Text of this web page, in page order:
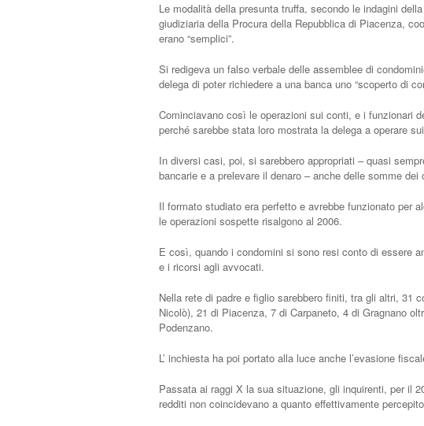
Le modalità della presunta truffa, secondo le indagini
giudiziaria della Procura della Repubblica di Piacenza,
erano “semplici”.
Si redigeva un falso verbale delle assemblee di
delega di poter richiedere a una banca uno “scoperto di
Cominciavano così le operazioni sui conti, e i funzionari
perché sarebbe stata loro mostrata la delega a operare
In diversi casi, poi, si sarebbero appropriati – quasi
bancarie e a prelevare il denaro – anche delle somme dei
Il formato studiato era perfetto e avrebbe funzionato per
le operazioni sospette risalgono al 2006.
E così, quando i condomini si sono resi conto di essere
e i ricorsi agli avvocati.
Nella rete di padre e figlio sarebbero finiti, tra gli altri, 31
Nicolò), 21 di Piacenza, 7 di Carpaneto, 4 di Gragnano
Podenzano.
L’ inchiesta ha poi portato alla luce anche l’evasione
Passata ai raggi X la sua situazione, gli inquirenti, per il
redditi non coincidevano a quanto effettivamente